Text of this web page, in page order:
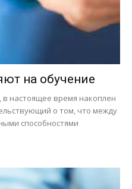
на обучение
в настоящее время накоплен
о том, что между
способностями